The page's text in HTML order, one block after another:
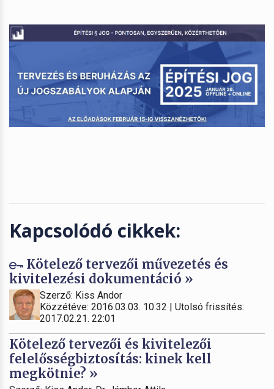
Kapcsolódó cikkek:
Kötelező tervezői művezetés és
kivitelezési dokumentáció »
Szerző: Kiss Andor
Közzétéve: 2016.03.03. 10:32 | Utolsó frissítés:
2017.02.21. 22:01
Kötelező tervezői és kivitelezői
felelősségbiztosítás: kinek kell
megkötnie? »